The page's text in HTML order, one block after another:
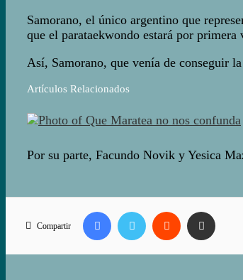
Samorano, el único argentino que
que el parataekwondo estará por
Así, Samorano, que venía de conseguir
Artículos Relacionados
Por su parte, Facundo Novik y Yesica
Compartir
FacebookTwitter Reddit